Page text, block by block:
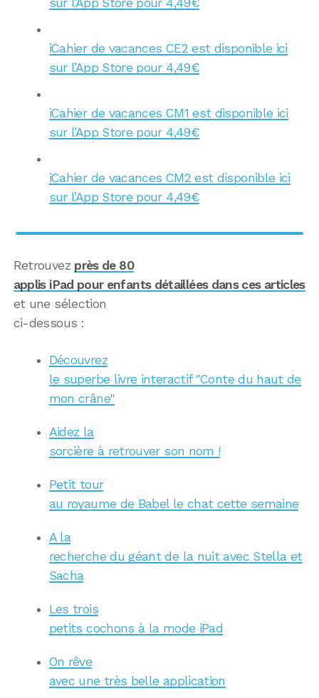
iCahier de vacances CE2 est disponible ici
sur l’App Store pour 4,49€
iCahier de vacances CM1 est disponible ici
sur l’App Store pour 4,49€
iCahier de vacances CM2 est disponible ici
sur l’App Store pour 4,49€
Retrouvez près de 80
applis iPad pour enfants détaillées dans ces articles
et une sélection
ci-dessous :
Découvrez
le superbe livre interactif "Conte du haut de
mon crâne"
Aidez la
sorcière à retrouver son nom !
Petit tour
au royaume de Babel le chat cette semaine
A la
recherche du géant de la nuit avec Stella et
Sacha
Les trois
petits cochons à la mode iPad
On rêve
avec une très belle application